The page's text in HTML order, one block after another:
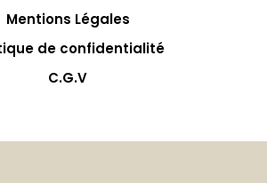
Mentions Légales
de confidentialité
C.G.V